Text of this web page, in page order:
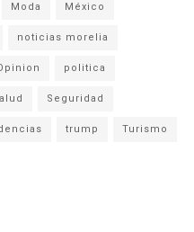
Moda México
noticias morelia
politica
Seguridad
trump Turismo